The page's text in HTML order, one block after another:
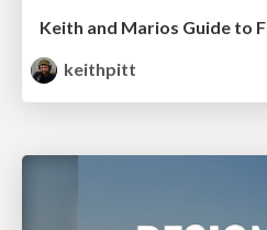
Keith and Marios Guide to
keithpitt